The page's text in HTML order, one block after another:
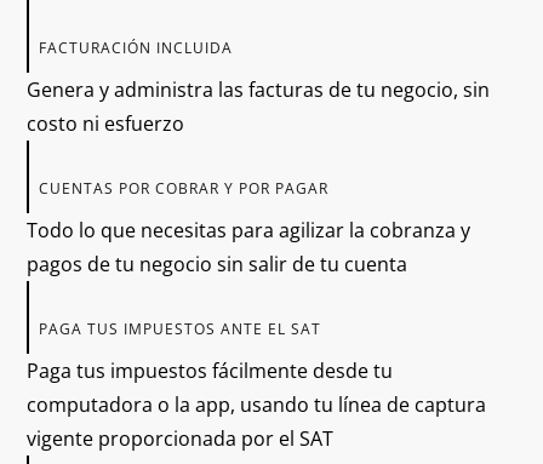
Genera y administra las facturas de tu negocio, sin
costo ni esfuerzo
Todo lo que necesitas para agilizar la cobranza y
pagos de tu negocio sin salir de tu cuenta
PAGA TUS IMPUESTOS ANTE EL SAT
Paga tus impuestos fácilmente desde tu
computadora o la app, usando tu línea de captura
vigente proporcionada por el SAT
TRANSFERENCIAS INMEDIATAS 24/7, SIN COMISIONES